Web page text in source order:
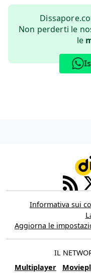
Non perderti le
le
Informativa sui
Aggiorna le
IL
Multiplayer